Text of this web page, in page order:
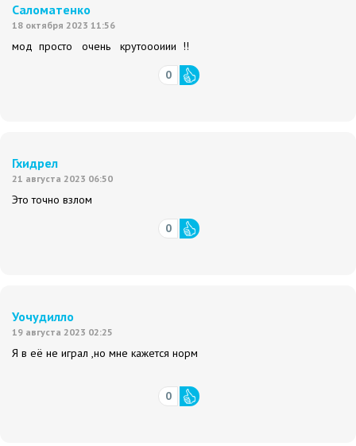
Саломатенко
18 октября 2023 11:56
мод просто очень крутоооиии !!
0
Гхидрел
21 августа 2023 06:50
Это точно взлом
0
Уочудилло
19 августа 2023 02:25
Я в её не играл ,но мне кажется норм
0